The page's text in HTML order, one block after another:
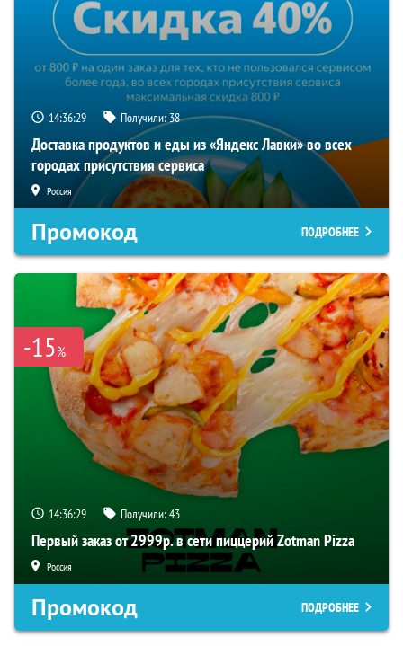
14:36:29 Получили:38
Доставка продуктов и еды из «Яндекс Лавки» во всех
городах присутствия сервиса
Россия
Промокод ПОДРОБНЕЕ
-15%
14:36:29 Получили:43
Первый заказ от 2999р. в сети пиццерий Zotman Pizza
Россия
Промокод ПОДРОБНЕЕ